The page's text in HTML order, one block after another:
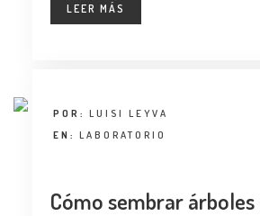
LEER MÁS
POR: LUISI LEYVA
EN: LABORATORIO
Cómo sembrar árboles